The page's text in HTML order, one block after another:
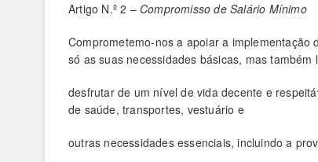
Artigo N.º 2 – Compromisso de Salário Mínimo
Comprometemo-nos a apoiar a
só as suas necessidades básicas, mas
desfrutar de um nível de vida decente e
de saúde, transportes, vestuário e
outras necessidades essenciais, incluindo a